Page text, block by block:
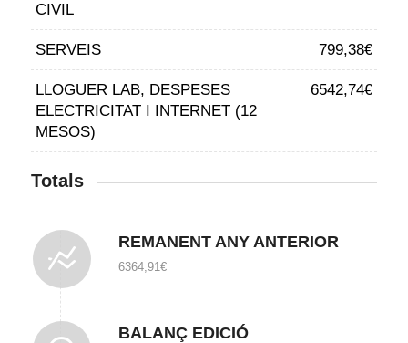
CIVIL
SERVEIS 799,38€
LLOGUER LAB, DESPESES
ELECTRICITAT I INTERNET (12
MESOS)
6542,74€
Totals
REMANENT ANY ANTERIOR
6364,91 €
BALANÇ EDICIÓ